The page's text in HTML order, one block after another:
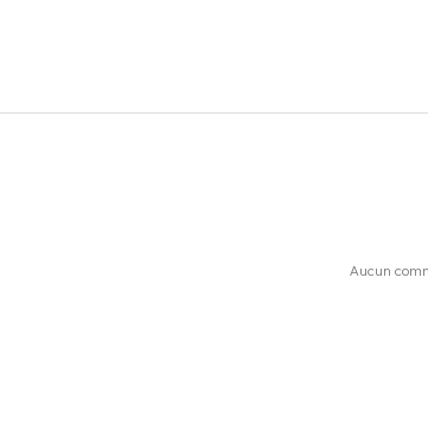
Aucun